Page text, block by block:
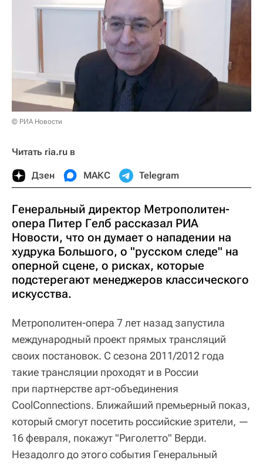
© РИА Новости
Читать ria.ru в
Дзен МАКС Telegram
Генеральный директор Метрополитен-
опера Питер Гелб рассказал РИА
Новости, что он думает о нападении на
худрука Большого, о "русском следе" на
оперной сцене, о рисках, которые
подстерегают менеджеров классического
искусства.
Метрополитен-опера 7 лет назад запустила
международный проект прямых трансляций
своих постановок. С сезона 2011/2012 года
такие трансляции проходят и в России
при партнерстве арт-объединения
CoolConnections. Ближайший премьерный показ,
который смогут посетить российские зрители, —
16 февраля, покажут "Риголетто" Верди.
Незадолго до этого события Генеральный